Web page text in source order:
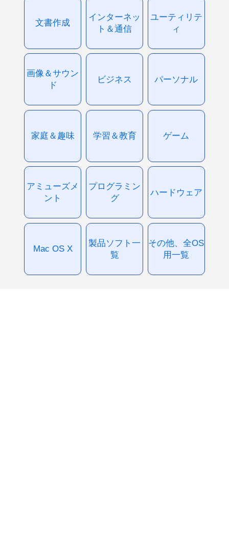
文書作成
インターネッ
ト＆通信
ユーティリテ
ィ
画像＆サウン
ド
ビジネス パーソナル
家庭＆趣味 学習＆教育 ゲーム
アミューズメ
ント
プログラミン
グ
ハードウェア
Mac OS X
製品ソフト一
覧
その他、全OS
用一覧